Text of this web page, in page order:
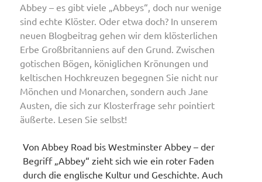
Abbey – es gibt viele „Abbeys“, doch nur wenige
sind echte Klöster. Oder etwa doch? In unserem
neuen Blogbeitrag gehen wir dem klösterlichen
Erbe Großbritanniens auf den Grund. Zwischen
gotischen Bögen, königlichen Krönungen und
keltischen Hochkreuzen begegnen Sie nicht nur
Mönchen und Monarchen, sondern auch Jane
Austen, die sich zur Klosterfrage sehr pointiert
äußerte. Lesen Sie selbst!
Von Abbey Road bis Westminster Abbey – der
Begriff „Abbey“ zieht sich wie ein roter Faden
durch die englische Kultur und Geschichte. Auch